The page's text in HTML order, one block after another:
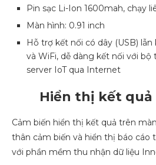
Pin sạc Li-Ion 1600mah, chạy
Màn hình: 0.91 inch
Hỗ trợ kết nối có dây (USB)
và WiFi, dễ dàng kết nối với bộ
server IoT qua Internet
Hiển thị kết
Cảm biến hiển thị kết quả trên
thân cảm biến và hiển thị báo cáo
với phần mềm thu nhận dữ liệu